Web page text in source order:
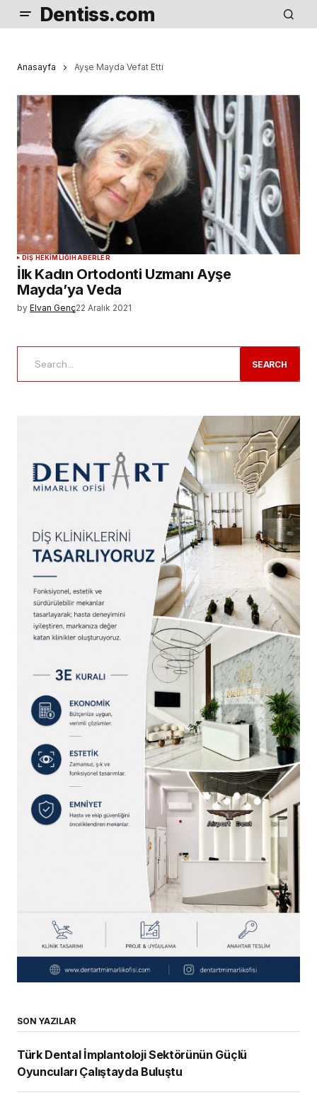
Dentiss.com
Anasayfa Ayşe Mayda Vefat Etti
DIŞ HEKIMLIĞIHABERLER
İlk Kadın Ortodonti Uzmanı Ayşe
Mayda’ya Veda
by Elvan Genç22 Aralık 2021
SEARCH
SON YAZILAR
Türk Dental İmplantoloji Sektörünün Güçlü
Oyuncuları Çalıştayda Buluştu